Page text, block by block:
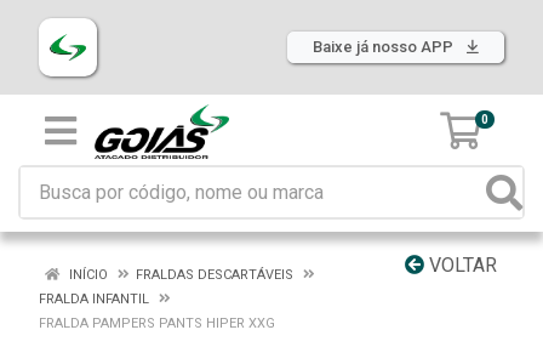
Baixe já nosso APP
0
VOLTAR
INÍCIO
FRALDAS DESCARTÁVEIS
FRALDA INFANTIL
FRALDA PAMPERS PANTS HIPER XXG